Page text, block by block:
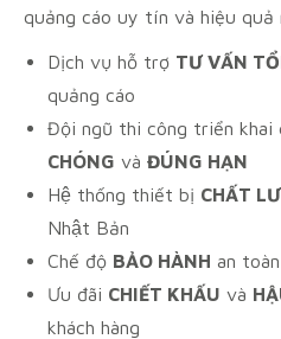
quảng cáo uy tín và hiệu quả
Dịch vụ hỗ trợ TƯ VẤN
quảng cáo
Đội ngũ thi công triển khai
CHÓNG và ĐÚNG HẠN
Hệ thống thiết bị CHẤT
Nhật Bản
Chế độ BẢO HÀNH an
Ưu đãi CHIẾT KHẤU và
khách hàng